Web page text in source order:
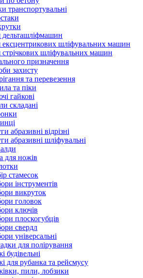
транспортувальні
дельташліфмашин
ексцентрикових шліфувальних машин
стрічкових шліфувальних машин
призначення
захисту
та перевезення
та піки
гайкові
складані
абразивні відрізні
абразивні шліфувальні
для ножів
стамесок
інструментів
викруток
головок
ключів
плоскогубців
свердл
універсальні
для полірування
будівельні
для рубанка та рейсмусу
пили, лобзики